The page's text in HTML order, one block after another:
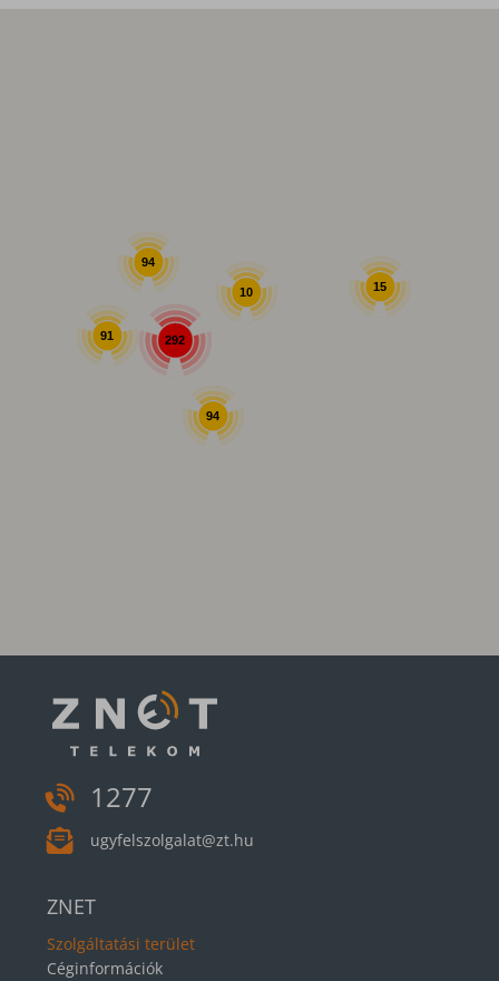
292
94
94
10 15
91
1277
ugyfelszolgalat@zt.hu
ZNET
Szolgáltatási terület
Céginformációk